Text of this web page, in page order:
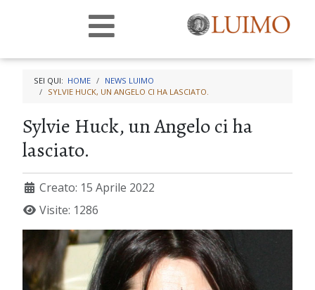
SEI QUI: HOME
NEWS LUIMO
SYLVIE HUCK, UN ANGELO CI HA LASCIATO.
Sylvie Huck, un Angelo ci ha
lasciato.
Creato: 15 Aprile 2022
Visite: 1286